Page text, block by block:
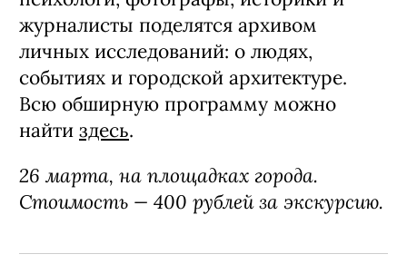
журналисты поделятся архивом
личных исследований: о людях,
событиях и городской архитектуре.
Всю обширную программу можно
найти здесь.
26 марта, на площадках города.
Стоимость — 400 рублей за экскурсию.